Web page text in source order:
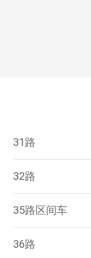
31路
32路
35路区间车
36路